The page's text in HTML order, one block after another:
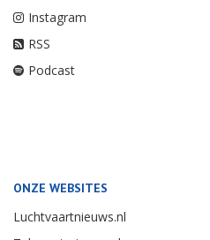
Instagram
RSS
Podcast
ONZE WEBSITES
Luchtvaartnieuws.nl